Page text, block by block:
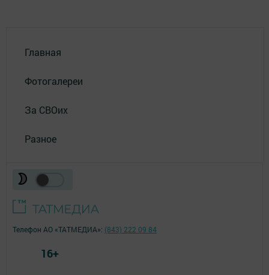
Главная
Фотогалереи
За СВОих
Разное
Телефон АО «ТАТМЕДИА»: (843) 222 09 84
16+